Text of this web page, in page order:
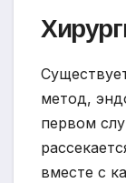
метод,
первом
вместе с